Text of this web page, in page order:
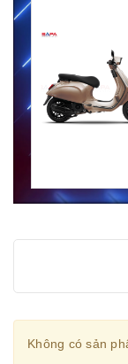
Không có sản